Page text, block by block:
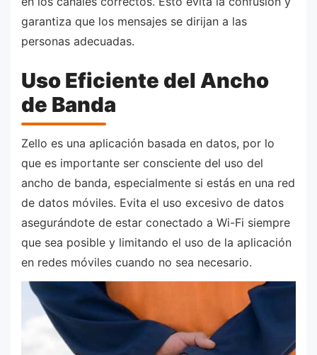
garantiza que los mensajes se dirijan a las
personas adecuadas.
Uso Eficiente del Ancho
de Banda
Zello es una aplicación basada en datos, por lo
que es importante ser consciente del uso del
ancho de banda, especialmente si estás en una red
de datos móviles. Evita el uso excesivo de datos
asegurándote de estar conectado a Wi-Fi siempre
que sea posible y limitando el uso de la aplicación
en redes móviles cuando no sea necesario.